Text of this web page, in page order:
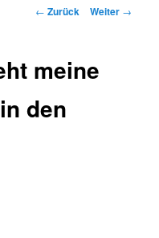
Beitrags-
← Zurück Weiter →
meine
den